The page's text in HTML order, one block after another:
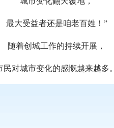
大受益者还是咱老百姓！”
着创城工作的持续开展，
城市变化的感慨越来越多。